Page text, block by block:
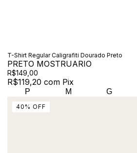
T-Shirt Regular Caligrafiti Dourado Preto
PRETO MOSTRUARIO
R$149,00
R$119,20 com Pix
P M G
40 % OFF